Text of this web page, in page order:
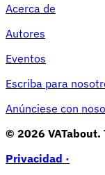
Acerca de
Autores
Eventos
Escriba para
Anúnciese con
© 2026 VATabout.
Privacidad ·